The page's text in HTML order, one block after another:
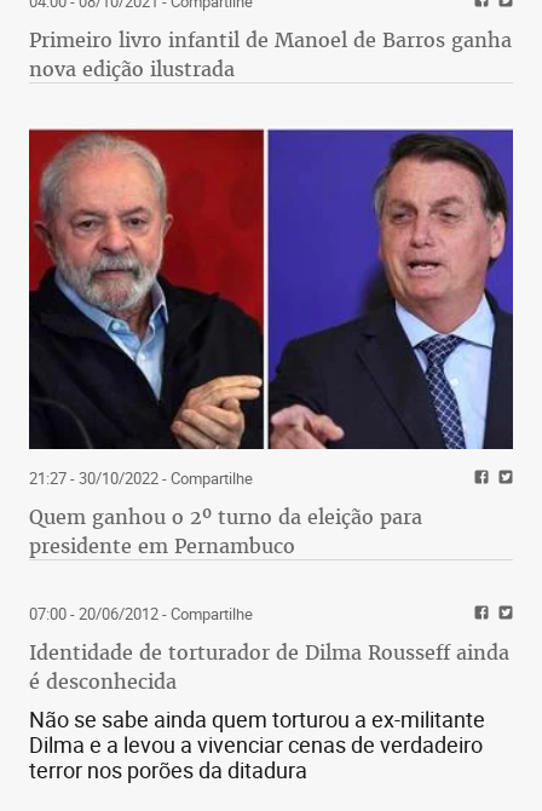
Primeiro livro infantil de Manoel de Barros ganha
nova edição ilustrada
21:27 - 30/10/2022- Compartilhe
Quem ganhou o 2º turno da eleição para
presidente em Pernambuco
07:00 - 20/06/2012- Compartilhe
Identidade de torturador de Dilma Rousseff ainda
é desconhecida
Não se sabe ainda quem torturou a ex-militante
Dilma e a levou a vivenciar cenas de verdadeiro
terror nos porões da ditadura